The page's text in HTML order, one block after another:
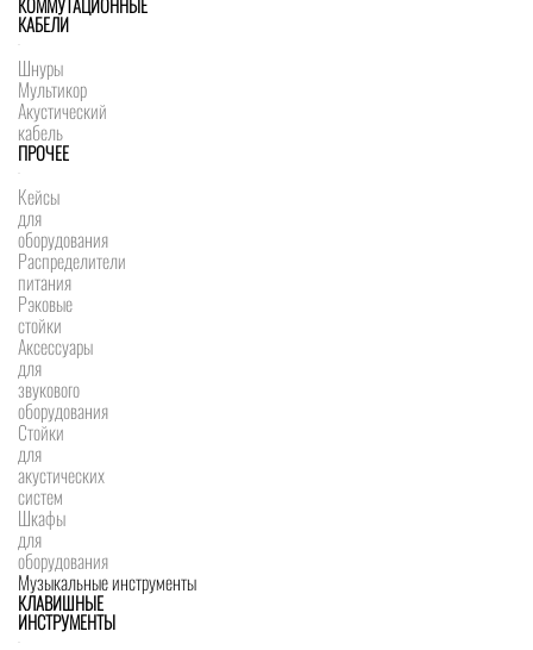
КАБЕЛИ
Шнуры
Мультикор
Акустический
кабель
ПРОЧЕЕ
Кейсы
для
оборудования
Распределители
питания
Рэковые
стойки
Аксессуары
для
звукового
оборудования
Стойки
для
акустических
систем
Шкафы
для
оборудования
Музыкальные инструменты
КЛАВИШНЫЕ
ИНСТРУМЕНТЫ